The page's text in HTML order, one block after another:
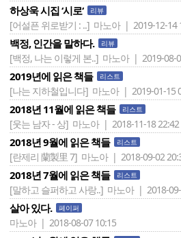
하상욱 시집 ‘시로‘ 리뷰
[어설픈 위로받기 : ..] 마노아 | 2019-12-14
백정, 인간을 말하다. 리뷰
[백정, 나는 이렇게 본..] 마노아 | 2019-08-
2019년에 읽은 책들 리스트
[나는 지하철입니다] 마노아 | 2019-01-15
2018년 11월에 읽은 책들 리스트
[웃는 남자 - 상] 마노아 | 2018-11-18 22:42
2018년 9월에 읽은 책들 리스트
[란제리 蘭製里 7] 마노아 | 2018-09-02
2018년 7월에 읽은 책들 리스트
[말하고 슬퍼하고 사랑..] 마노아 | 2018-
살아 있다. 페이퍼
마노아 | 2018-08-07 10:15